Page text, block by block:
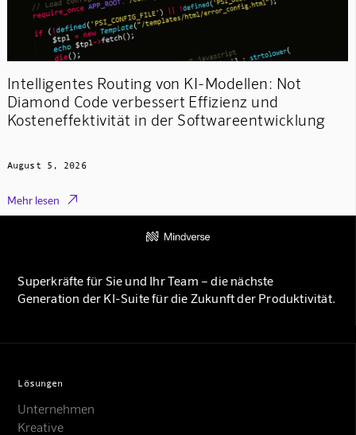
Intelligentes Routing von KI-Modellen: Not
Diamond Code verbessert Effizienz und
Kosteneffektivität in der Softwareentwicklung
August 5, 2026
Mehr lesen 
Superkräfte für Sie und Ihr Team – die nächste
Generation der KI-Suite für die Zukunft der Produktivität.
Lösungen
Unternehmen
Kreative